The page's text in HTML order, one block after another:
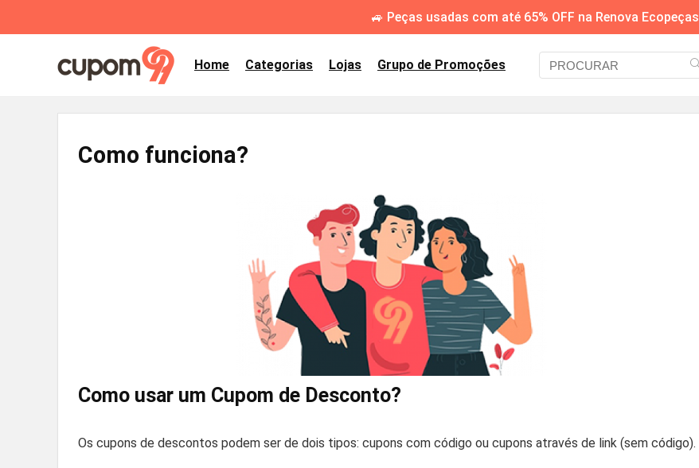
🚙 Peças usadas com até 65% OFF na Renova Ecopeças
Home Categorias Lojas Grupo de Promoções
Como funciona?
Como usar um Cupom de Desconto?
Os cupons de descontos podem ser de dois tipos: cupons com código ou cupons através de link (sem código).